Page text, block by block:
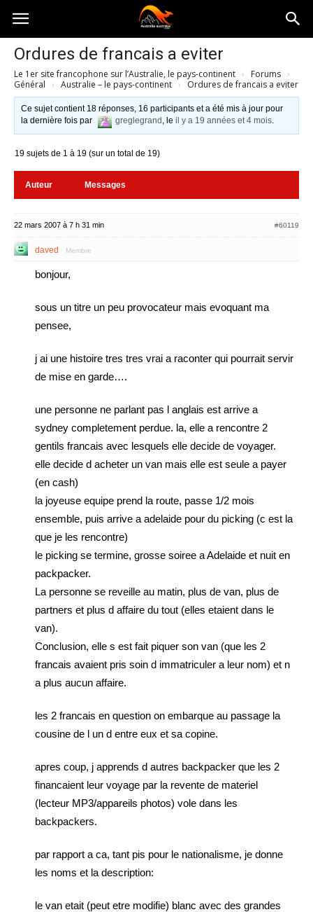
Australia-
australie.com
Ordures de francais a eviter
Le 1er site francophone sur l’Australie, le pays-continent › Forums ›
Général › Australie – le pays-continent › Ordures de francais a eviter
Ce sujet contient 18 réponses, 16 participants et a été mis à jour pour
la dernière fois par
greglegrand , leil y a 19 années et 4 mois.
19 sujets de 1 à 19 (sur un total de 19)
Auteur Messages
22 mars 2007 à 7 h 31 min #60119
daved Membre
bonjour,
sous un titre un peu provocateur mais evoquant ma
pensee,
j ai une histoire tres tres vrai a raconter qui pourrait servir
de mise en garde….
une personne ne parlant pas l anglais est arrive a
sydney completement perdue. la, elle a rencontre 2
gentils francais avec lesquels elle decide de voyager.
elle decide d acheter un van mais elle est seule a payer
(en cash)
la joyeuse equipe prend la route, passe 1/2 mois
ensemble, puis arrive a adelaide pour du picking (c est la
que je les rencontre)
le picking se termine, grosse soiree a Adelaide et nuit en
packpacker.
La personne se reveille au matin, plus de van, plus de
partners et plus d affaire du tout (elles etaient dans le
van).
Conclusion, elle s est fait piquer son van (que les 2
francais avaient pris soin d immatriculer a leur nom) et n
a plus aucun affaire.
les 2 francais en question on embarque au passage la
cousine de l un d entre eux et sa copine.
apres coup, j apprends d autres backpacker que les 2
financaient leur voyage par la revente de materiel
(lecteur MP3/appareils photos) vole dans les
backpackers.
par rapport a ca, tant pis pour le nationalisme, je donne
les noms et la description:
le van etait (peut etre modifie) blanc avec des grandes